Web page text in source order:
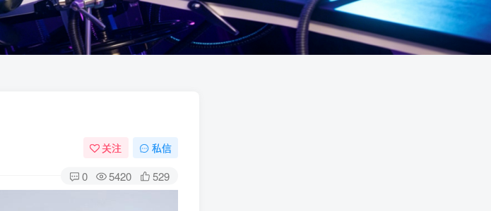
关注 私信
0 5420 529